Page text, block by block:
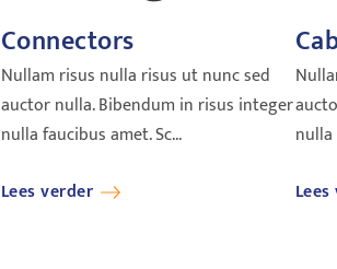
Connectors
Nullam risus nulla risus ut nunc sed
auctor nulla. Bibendum in risus integer
nulla faucibus amet. Sc...
Lees verder
nulla